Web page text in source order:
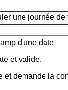
une journée de
d'une date
et valide.
et demande la